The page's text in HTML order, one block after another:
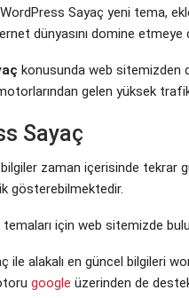
Sayaç yeni tema,
dünyasını domine etmeye
konusunda web sitemizden
gelen yüksek
Sayaç
bilgiler zaman içerisinde
gösterebilmektedir.
için web sitemizde
ile alakalı en güncel bilgileri
google üzerinden de